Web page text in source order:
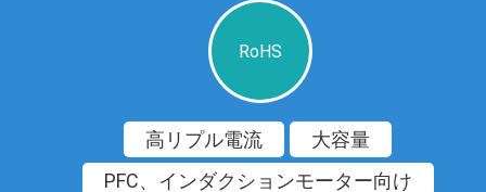
RoHS
高リプル電流
大容量
PFC、インダクションモーター向け